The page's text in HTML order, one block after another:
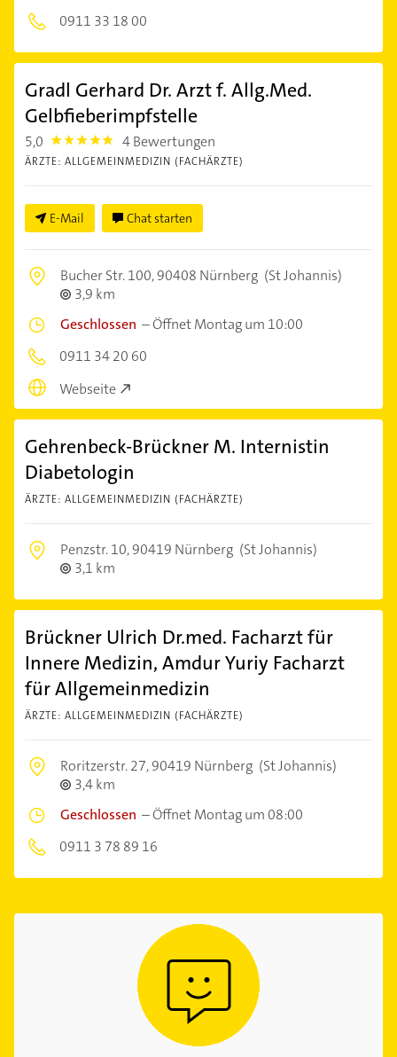
0911 33 18 00
Gradl Gerhard Dr. Arzt f. Allg.Med.
Gelbfieberimpfstelle
5,0 5.0 4 Bewertungen
ÄRZTE: ALLGEMEINMEDIZIN (FACHÄRZTE)
E-Mail Chat starten
Bucher Str. 100,90408 Nürnberg (St Johannis)
3,9 km
Geschlossen –Öffnet Montag um 10:00
0911 34 20 60
Webseite
Gehrenbeck-Brückner M. Internistin
Diabetologin
ÄRZTE: ALLGEMEINMEDIZIN (FACHÄRZTE)
Penzstr. 10,90419 Nürnberg (St Johannis)
3,1 km
Brückner Ulrich Dr.med. Facharzt für
Innere Medizin, Amdur Yuriy Facharzt
für Allgemeinmedizin
ÄRZTE: ALLGEMEINMEDIZIN (FACHÄRZTE)
Roritzerstr. 27,90419 Nürnberg (St Johannis)
3,4 km
Geschlossen –Öffnet Montag um 08:00
0911 3 78 89 16